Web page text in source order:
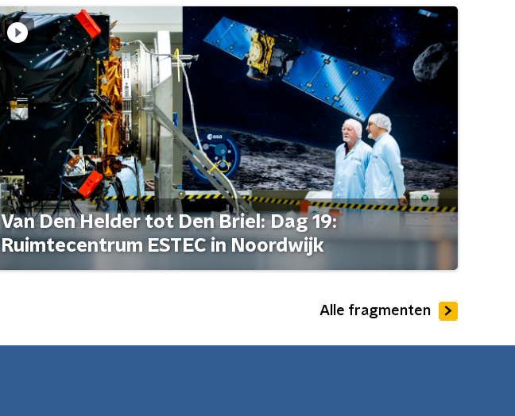
Van Den Helder tot Den Briel: Dag 19:
Ruimtecentrum ESTEC in Noordwijk
Alle fragmenten